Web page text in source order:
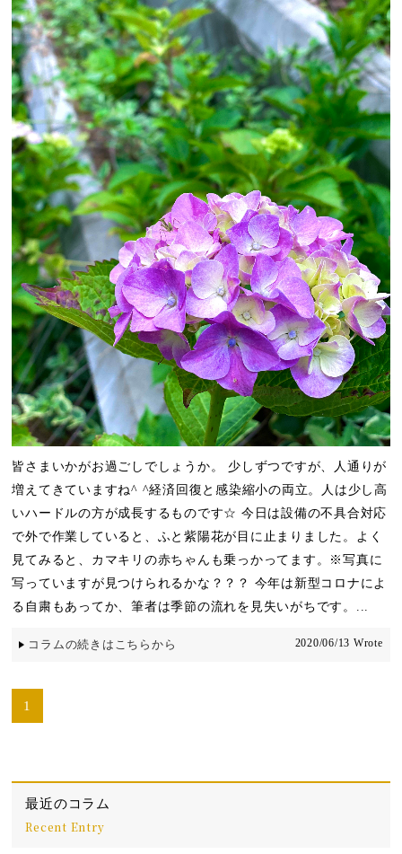
最近のコラム
Recent Entry
皆さまいかがお過ごしでしょうか。 少しずつですが、人通りが
増えてきていますね^ ^経済回復と感染縮小の両立。人は少し高
いハードルの方が成長するものです☆ 今日は設備の不具合対応
で外で作業していると、ふと紫陽花が目に止まりました。よく
見てみると、カマキリの赤ちゃんも乗っかってます。※写真に
写っていますが見つけられるかな？？？ 今年は新型コロナによ
る自粛もあってか、筆者は季節の流れを見失いがちです。...
コラムの続きはこちらから 2020/06/13 Wrote
1